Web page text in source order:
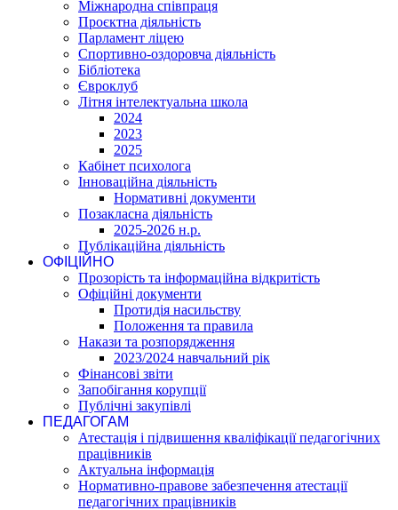
Міжнародна співпраця
Проєктна діяльність
Парламент ліцею
Спортивно-оздоровча діяльність
Бібліотека
Євроклуб
Літня інтелектуальна школа
2024
2023
2025
Кабінет психолога
Інноваційна діяльність
Нормативні документи
Позакласна діяльність
2025-2026 н.р.
Публікаційна діяльність
ОФІЦІЙНО
Прозорість та інформаційна відкритість
Офіційні документи
Протидія насильству
Положення та правила
Накази та розпорядження
2023/2024 навчальний рік
Фінансові звіти
Запобігання корупції
Публічні закупівлі
ПЕДАГОГАМ
Атестація і підвишення кваліфікації педагогічних
працівників
Актуальна інформація
Нормативно-правове забезпечення атестації
педагогічних працівників